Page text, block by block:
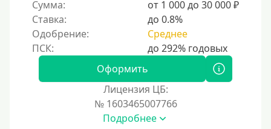
С 22 лет
С 23 лет
С 25 лет
Категории заемщиков
Несовершеннолетним
Сумма:
от 1 000 до 30 000 ₽
Ставка:
до 0.8%
Одобрение:
Среднее
Оформить
Лицензия ЦБ:
№ 1603465007766
Подробнее